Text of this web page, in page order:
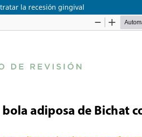
la recesión gingival